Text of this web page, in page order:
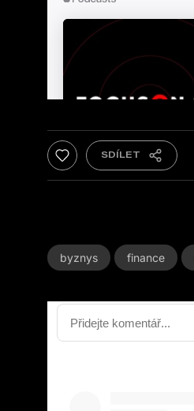
byznys finance